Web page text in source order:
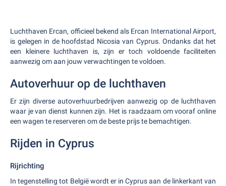
Luchthaven Ercan, officieel bekend als Ercan International Airport,
is gelegen in de hoofdstad Nicosia van Cyprus. Ondanks dat het
een kleinere luchthaven is, zijn er toch voldoende faciliteiten
aanwezig om aan jouw verwachtingen te voldoen.
Autoverhuur op de luchthaven
Er zijn diverse autoverhuurbedrijven aanwezig op de luchthaven
waar je van dienst kunnen zijn. Het is raadzaam om vooraf online
een wagen te reserveren om de beste prijs te bemachtigen.
Rijden in Cyprus
Rijrichting
In tegenstelling tot België wordt er in Cyprus aan de linkerkant van